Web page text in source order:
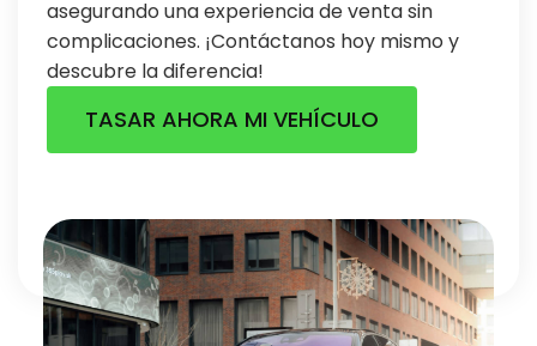
asegurando una experiencia de venta sin
complicaciones. ¡Contáctanos hoy mismo y
descubre la diferencia!
TASAR AHORA MI VEHÍCULO